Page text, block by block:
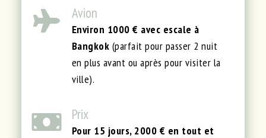
Avion
Environ 1000 € avec escale à
Bangkok (parfait pour passer 2 nuit
en plus avant ou après pour visiter la
ville).
Prix
Pour 15 jours, 2000 € en tout et